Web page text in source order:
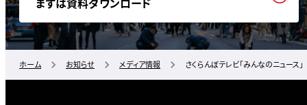
ホーム お知らせ メディア情報 さくらんぼテレビ「みんなのニュース」